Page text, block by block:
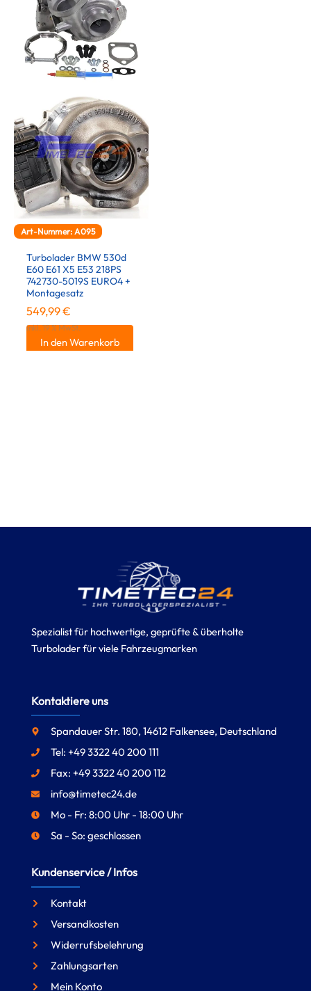
Art-Nummer: A095
Turbolader BMW 530d
E60 E61 X5 E53 218PS
742730-5019S EURO4 +
Montagesatz
549,99€
inkl. 19 % MwSt.
In den Warenkorb
Spezialist für hochwertige, geprüfte & überholte
Turbolader für viele Fahrzeugmarken
Kontaktiere uns
Spandauer Str. 180, 14612 Falkensee, Deutschland
Tel: +49 3322 40 200 111
Fax: +49 3322 40 200 112
info@timetec24.de
Mo - Fr: 8:00 Uhr - 18:00 Uhr
Sa - So: geschlossen
Kundenservice / Infos
Kontakt
Versandkosten
Widerrufsbelehrung
Zahlungsarten
Mein Konto